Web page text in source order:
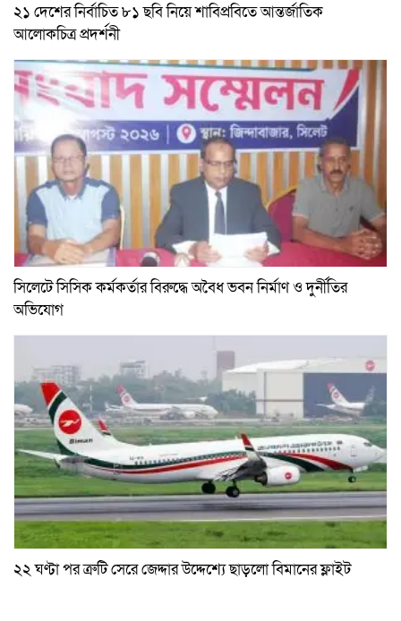
২১ দেশের নির্বাচিত ৮১ ছবি নিয়ে শাবিপ্রবিতে আন্তর্জাতিক
আলোকচিত্র প্রদর্শনী
সিলেটে সিসিক কর্মকর্তার বিরুদ্ধে অবৈধ ভবন নির্মাণ ও দুর্নীতির
অভিযোগ
২২ ঘণ্টা পর ত্রুটি সেরে জেদ্দার উদ্দেশ্যে ছাড়লো বিমানের ফ্লাইট